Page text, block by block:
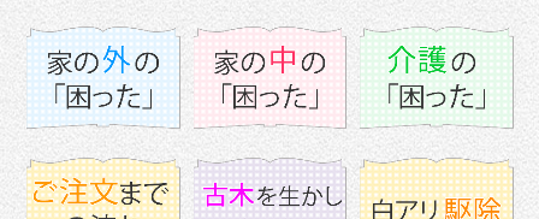
太陽光発電
糸魚川大火・お守り
クラウドファンディングについて
レトロ・アンティーク